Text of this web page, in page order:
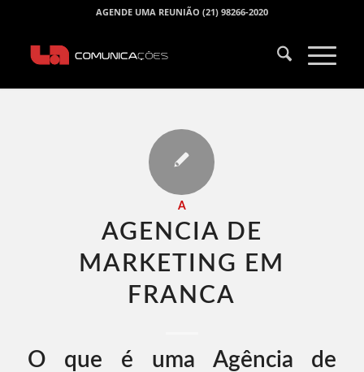
AGENDE UMA REUNIÃO (21) 98266-2020
A
AGENCIA DE
MARKETING EM
FRANCA​
O que é uma Agência de